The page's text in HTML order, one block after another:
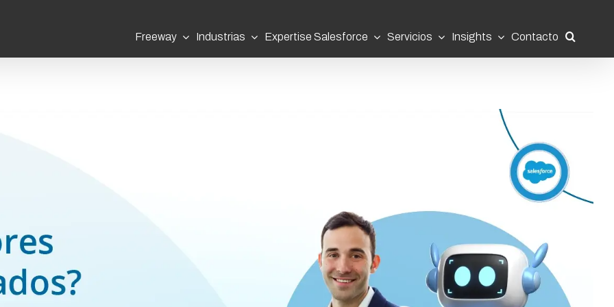
Freeway Industrias Expertise Salesforce Servicios Insights Contacto